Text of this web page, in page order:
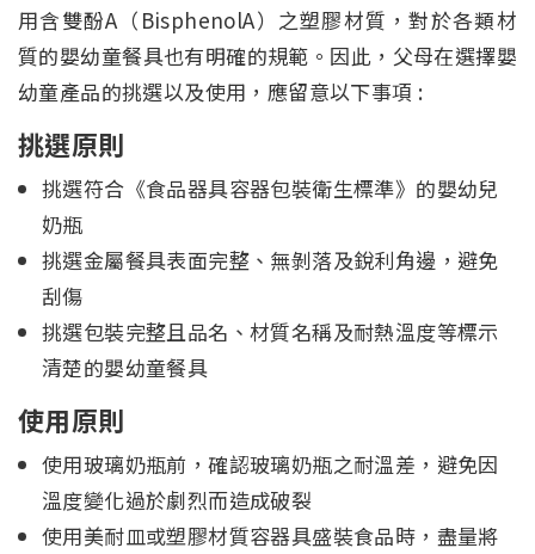
用含雙酚A（BisphenolA）之塑膠材質，對於各類材
質的嬰幼童餐具也有明確的規範。因此，父母在選擇嬰
幼童產品的挑選以及使用，應留意以下事項 :
挑選原則
挑選符合《食品器具容器包裝衛生標準》的嬰幼兒
奶瓶
挑選金屬餐具表面完整、無剝落及銳利角邊，避免
刮傷
挑選包裝完整且品名、材質名稱及耐熱溫度等標示
清楚的嬰幼童餐具
使用原則
使用玻璃奶瓶前，確認玻璃奶瓶之耐溫差，避免因
溫度變化過於劇烈而造成破裂
使用美耐皿或塑膠材質容器具盛裝食品時，盡量將